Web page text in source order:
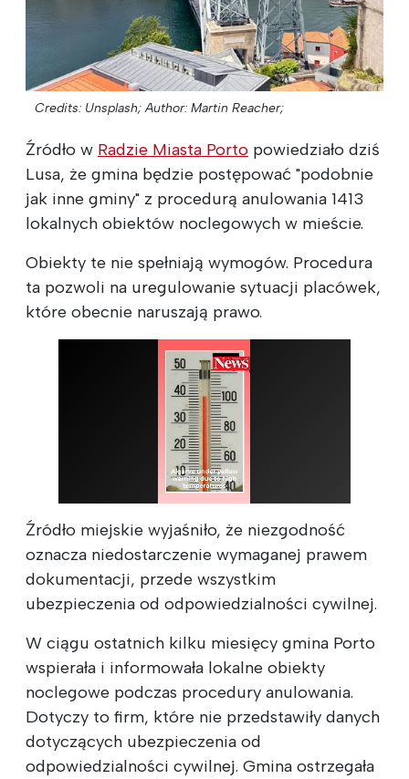
Credits: Unsplash; Author: Martin Reacher;
Źródło w Radzie Miasta Porto powiedziało dziś
Lusa, że gmina będzie postępować "podobnie
jak inne gminy" z procedurą anulowania 1413
lokalnych obiektów noclegowych w mieście.
Obiekty te nie spełniają wymogów. Procedura
ta pozwoli na uregulowanie sytuacji placówek,
które obecnie naruszają prawo.
Źródło miejskie wyjaśniło, że niezgodność
oznacza niedostarczenie wymaganej prawem
dokumentacji, przede wszystkim
ubezpieczenia od odpowiedzialności cywilnej.
W ciągu ostatnich kilku miesięcy gmina Porto
wspierała i informowała lokalne obiekty
noclegowe podczas procedury anulowania.
Dotyczy to firm, które nie przedstawiły danych
dotyczących ubezpieczenia od
odpowiedzialności cywilnej. Gmina ostrzegała